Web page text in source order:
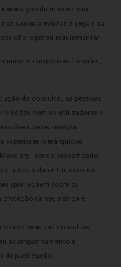
execução da missão não
casos previstos a seguir ou
legal ou regulamentar.
as respetivas funções,
da consulta, as pessoas
com os utilizadores e
pelos serviços
superiores hierárquicos;
- sendo especificado
subcontratados e a
que recaem sobre os
da segurança e
das consultas,
acompanhamento e
de publicação.